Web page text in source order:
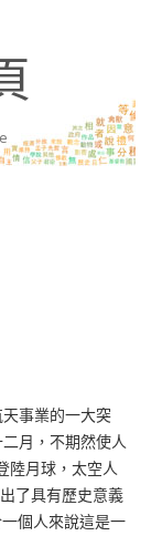
事業的一大突
月，不期然使人
陸月球，太空人
了具有歷史意義
個人來說這是一